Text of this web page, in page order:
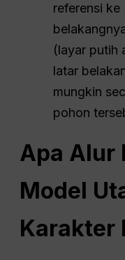
referensi ke
(layar putih
latar
mungkin
pohon
Apa Alur
Model
Karakter